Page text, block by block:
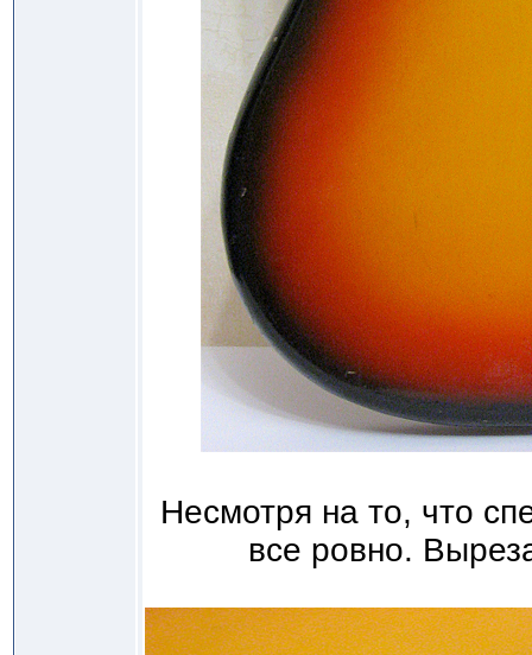
Несмотря на то, что
все ровно.